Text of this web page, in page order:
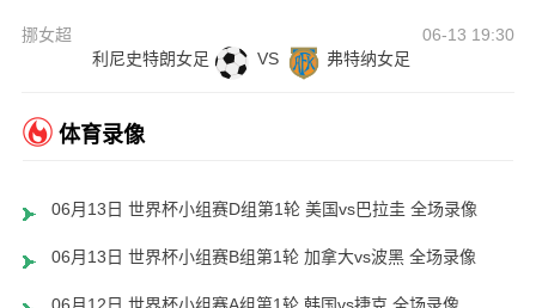
挪女超
06-13 19:30
利尼史特朗女足
VS 弗特纳女足
体育录像
06月13日 世界杯小组赛D组第1轮 美国vs巴拉圭 全场录像
06月13日 世界杯小组赛B组第1轮 加拿大vs波黑 全场录像